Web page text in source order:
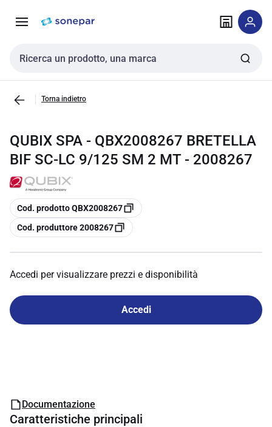
navigazione alla
Cerca input
Torna indietro
QUBIX SPA - QBX2008267 BRETELLA
BIF SC-LC 9/125 SM 2 MT - 2008267
copia
Cod. prodotto QBX2008267
copia
Cod. produttore 2008267
Accedi per visualizzare prezzi e disponibilità
Accedi
Documentazione
Caratteristiche principali